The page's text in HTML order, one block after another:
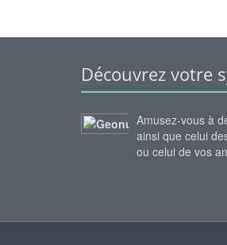
Découvrez votre
Amusez-vous à
ainsi que celui
ou celui de vos